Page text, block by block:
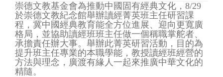
崇德文教基金會為推動中國固有經典文化，8/29
於崇德文教紀念館舉辦讀經菁英班主任研習課
程，冀中國經典教育能全方位進展、迎向更寬廣
格局，並協助讀經班班主任做一個稱職掌舵者、
承擔責任辦大事。舉辦此菁英研習活動，目的為
提升班主任專業的本職學能，教授讀經班經營的
方法與理念，廣渡有緣人一起來推廣中華文化的
精隨。